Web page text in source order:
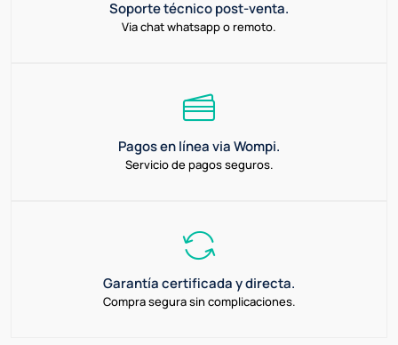
Soporte técnico post-venta.
Via chat whatsapp o remoto.
Pagos en línea via Wompi.
Servicio de pagos seguros.
Garantía certificada y directa.
Compra segura sin complicaciones.